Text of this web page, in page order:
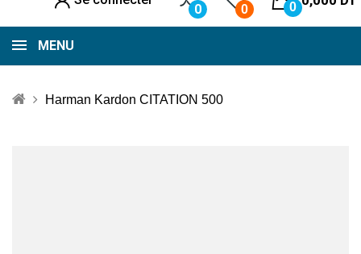
0 0 0
MENU
Harman Kardon CITATION 500